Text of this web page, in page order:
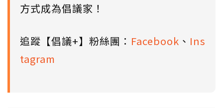
方式成為倡議家！
追蹤【倡議+】粉絲團： Facebook 、 Ins
tagram